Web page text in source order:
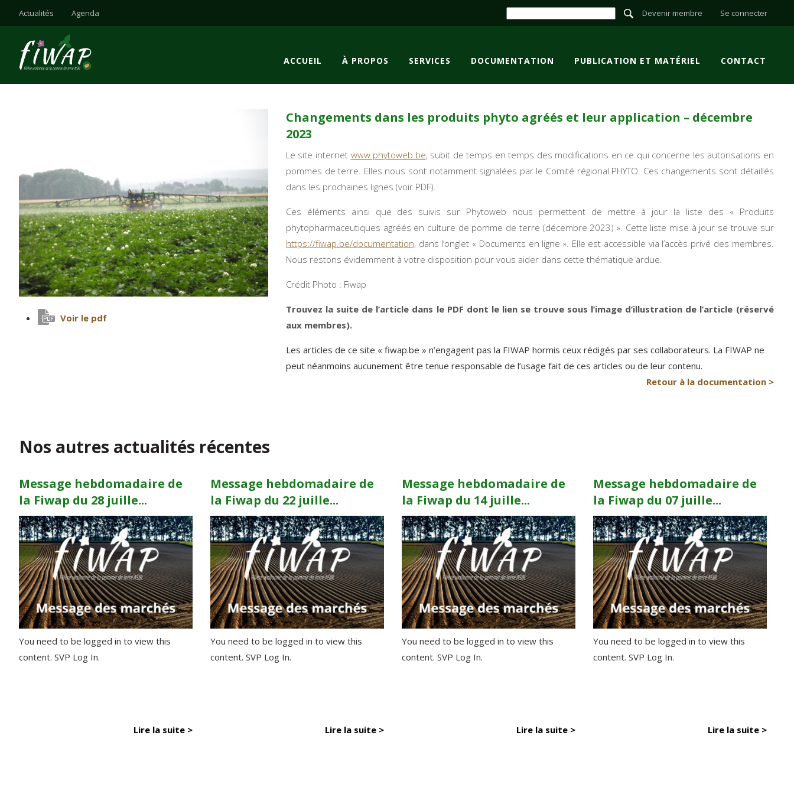
Actualités Agenda Devenir membre Se connecter
ACCUEIL À PROPOS SERVICES DOCUMENTATION PUBLICATION ET MATÉRIEL CONTACT
Voir le pdf
Changements dans les produits phyto agréés et leur application – décembre
2023
Le site internet www.phytoweb.be, subit de temps en temps des modifications en ce qui concerne les autorisations en
pommes de terre. Elles nous sont notamment signalées par le Comité régional PHYTO. Ces changements sont détaillés
dans les prochaines lignes (voir PDF).
Ces éléments ainsi que des suivis sur Phytoweb nous permettent de mettre à jour la liste des « Produits
phytopharmaceutiques agréés en culture de pomme de terre (décembre 2023) ». Cette liste mise à jour se trouve sur
https://fiwap.be/documentation, dans l’onglet « Documents en ligne ». Elle est accessible via l’accès privé des membres.
Nous restons évidemment à votre disposition pour vous aider dans cette thématique ardue.
Crédit Photo : Fiwap
Trouvez la suite de l’article dans le PDF dont le lien se trouve sous l’image d’illustration de l’article (réservé
aux membres).
Les articles de ce site « fiwap.be » n’engagent pas la FIWAP hormis ceux rédigés par ses collaborateurs. La FIWAP ne
peut néanmoins aucunement être tenue responsable de l’usage fait de ces articles ou de leur contenu.
Retour à la documentation >
Nos autres actualités récentes
Message hebdomadaire de
la Fiwap du 28 juille...
You need to be logged in to view this
content. SVP Log In.
Lire la suite >
Message hebdomadaire de
la Fiwap du 22 juille...
You need to be logged in to view this
content. SVP Log In.
Lire la suite >
Message hebdomadaire de
la Fiwap du 14 juille...
You need to be logged in to view this
content. SVP Log In.
Lire la suite >
Message hebdomadaire de
la Fiwap du 07 juille...
You need to be logged in to view this
content. SVP Log In.
Lire la suite >